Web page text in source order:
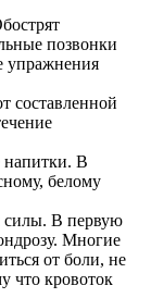
позвонки
упражнения
составленной
напитки. В
белому
силы. В первую
Многие
от боли, не
что кровоток